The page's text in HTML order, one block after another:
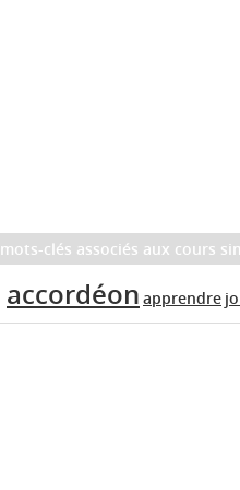
mots-clés associés aux cours
accordéon apprendre